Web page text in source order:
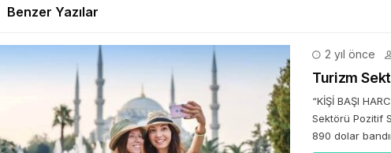
Benzer Yazılar
2 yıl önce
Turizm
“KİŞİ BAŞI
Sektörü Pozitif
890 dolar